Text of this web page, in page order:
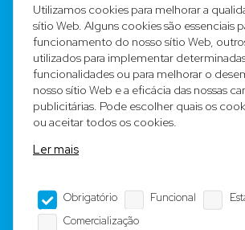
Registar
Equipa
Notícia legal
Editorial
Utilizamos cookies para melhorar a
sítio Web. Alguns cookies são essenciais
funcionamento do nosso sítio Web,
utilizados para implementar
funcionalidades ou para melhorar o
nosso sítio Web e a eficácia das nossas
publicitárias. Pode escolher quais os
ou aceitar todos os cookies.
Ler mais
Obrigatório Funcional
Comercialização